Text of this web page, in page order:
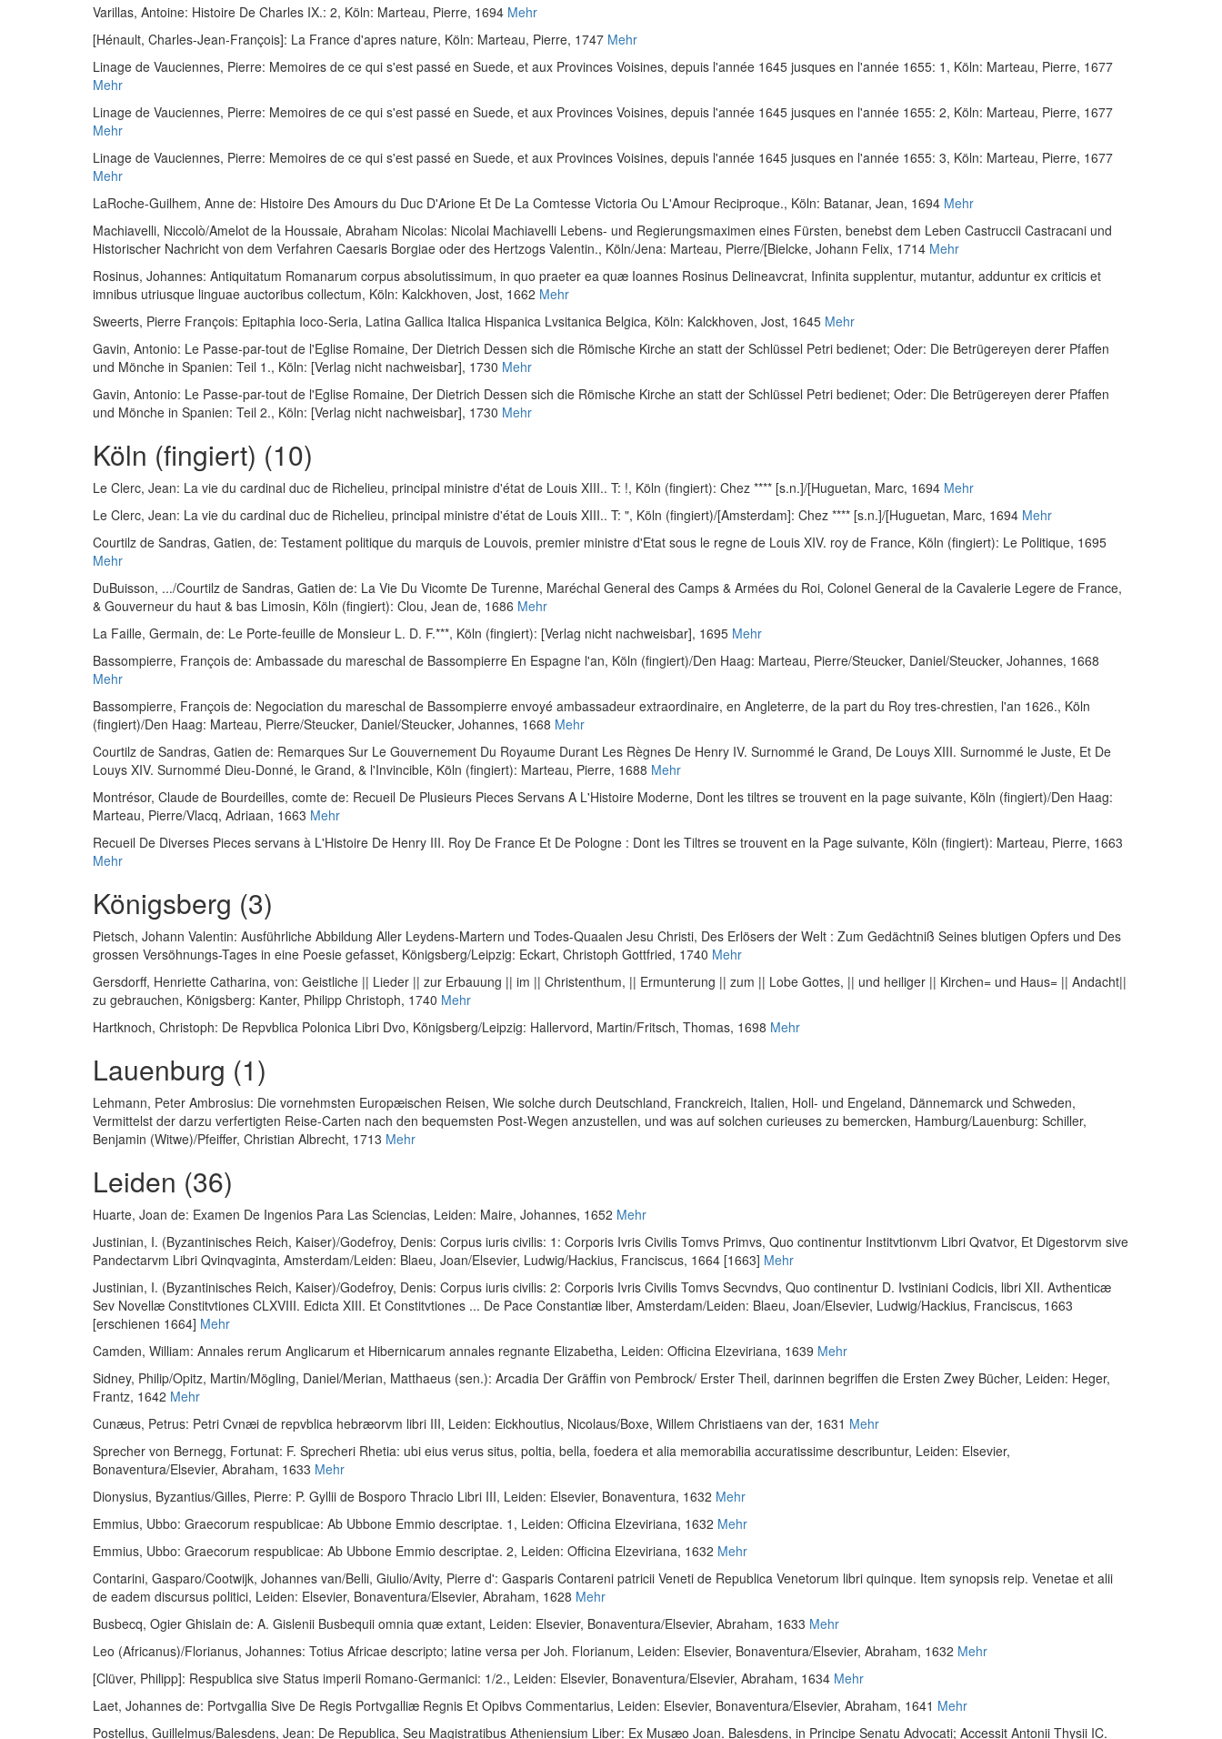
Varillas, Antoine: Histoire De Charles IX.: 2, Köln: Marteau, Pierre, 1694 Mehr
[Hénault, Charles-Jean-François]: La France d'apres nature, Köln: Marteau, Pierre, 1747 Mehr
Linage de Vauciennes, Pierre: Memoires de ce qui s'est passé en Suede, et aux Provinces Voisines, depuis l'année 1645 jusques en l'année 1655: 1 , Köln: Marteau, Pierre, 1677
Mehr
Linage de Vauciennes, Pierre: Memoires de ce qui s'est passé en Suede, et aux Provinces Voisines, depuis l'année 1645 jusques en l'année 1655: 2, Köln: Marteau, Pierre, 1677
Mehr
Linage de Vauciennes, Pierre: Memoires de ce qui s'est passé en Suede, et aux Provinces Voisines, depuis l'année 1645 jusques en l'année 1655: 3, Köln: Marteau, Pierre, 1677
Mehr
LaRoche-Guilhem, Anne de: Histoire Des Amours du Duc D'Arione Et De La Comtesse Victoria Ou L'Amour Reciproque., Köln: Batanar, Jean, 1694 Mehr
Machiavelli, Niccolò/Amelot de la Houssaie, Abraham Nicolas: Nicolai Machiavelli Lebens- und Regierungsmaximen eines Fürsten, benebst dem Leben Castruccii Castracani und
Historischer Nachricht von dem Verfahren Caesaris Borgiae oder des Hertzogs Valentin., Köln/Jena: Marteau, Pierre/[Bielcke, Johann Felix, 1714 Mehr
Rosinus, Johannes: Antiquitatum Romanarum corpus absolutissimum, in quo praeter ea quæ Ioannes Rosinus Delineavcrat, Infinita supplentur, mutantur, adduntur ex criticis et
imnibus utriusque linguae auctoribus collectum, Köln: Kalckhoven, Jost, 1662 Mehr
Sweerts, Pierre François: Epitaphia Ioco-Seria, Latina Gallica Italica Hispanica Lvsitanica Belgica, Köln: Kalckhoven, Jost, 1645 Mehr
Gavin, Antonio: Le Passe-par-tout de l'Eglise Romaine, Der Dietrich Dessen sich die Römische Kirche an statt der Schlüssel Petri bedienet; Oder: Die Betrügereyen derer Pfaffen
und Mönche in Spanien: Teil 1., Köln: [Verlag nicht nachweisbar], 1730 Mehr
Gavin, Antonio: Le Passe-par-tout de l'Eglise Romaine, Der Dietrich Dessen sich die Römische Kirche an statt der Schlüssel Petri bedienet; Oder: Die Betrügereyen derer Pfaffen
und Mönche in Spanien: Teil 2., Köln: [Verlag nicht nachweisbar], 1730 Mehr
Köln (fingiert) (10)
Le Clerc, Jean: La vie du cardinal duc de Richelieu, principal ministre d'état de Louis XIII.. T: !, Köln (fingiert): Chez **** [s.n.]/[Huguetan, Marc, 1694 Mehr
Le Clerc, Jean: La vie du cardinal duc de Richelieu, principal ministre d'état de Louis XIII.. T: ", Köln (fingiert)/[Amsterdam]: Chez **** [s.n.]/[Huguetan, Marc, 1694 Mehr
Courtilz de Sandras, Gatien, de: Testament politique du marquis de Louvois, premier ministre d'Etat sous le regne de Louis XIV. roy de France, Köln (fingiert): Le Politique, 1695
Mehr
DuBuisson, .../Courtilz de Sandras, Gatien de: La Vie Du Vicomte De Turenne, Maréchal General des Camps & Armées du Roi, Colonel General de la Cavalerie Legere de France,
& Gouverneur du haut & bas Limosin, Köln (fingiert): Clou, Jean de, 1686 Mehr
La Faille, Germain, de: Le Porte-feuille de Monsieur L. D. F.***, Köln (fingiert): [Verlag nicht nachweisbar], 1695 Mehr
Bassompierre, François de: Ambassade du mareschal de Bassompierre En Espagne l'an, Köln (fingiert)/Den Haag: Marteau, Pierre/Steucker, Daniel/Steucker, Johannes, 1668
Mehr
Bassompierre, François de: Negociation du mareschal de Bassompierre envoyé ambassadeur extraordinaire, en Angleterre, de la part du Roy tres-chrestien, l'an 1626., Köln
(fingiert)/Den Haag: Marteau, Pierre/Steucker, Daniel/Steucker, Johannes, 1668 Mehr
Courtilz de Sandras, Gatien de: Remarques Sur Le Gouvernement Du Royaume Durant Les Règnes De Henry IV. Surnommé le Grand, De Louys XIII. Surnommé le Juste, Et De
Louys XIV. Surnommé Dieu-Donné, le Grand, & l'Invincible, Köln (fingiert): Marteau, Pierre, 1688 Mehr
Montrésor, Claude de Bourdeilles, comte de: Recueil De Plusieurs Pieces Servans A L'Histoire Moderne, Dont les tiltres se trouvent en la page suivante, Köln (fingiert)/Den Haag:
Marteau, Pierre/Vlacq, Adriaan, 1663 Mehr
Recueil De Diverses Pieces servans à L'Histoire De Henry III. Roy De France Et De Pologne : Dont les Tiltres se trouvent en la Page suivante, Köln (fingiert): Marteau, Pierre, 1663
Mehr
Königsberg (3)
Pietsch, Johann Valentin: Ausführliche Abbildung Aller Leydens-Martern und Todes-Quaalen Jesu Christi, Des Erlösers der Welt : Zum Gedächtniß Seines blutigen Opfers und Des
grossen Versöhnungs-Tages in eine Poesie gefasset, Königsberg/Leipzig: Eckart, Christoph Gottfried, 1740 Mehr
Gersdorff, Henriette Catharina, von: Geistliche || Lieder || zur Erbauung || im || Christenthum, || Ermunterung || zum || Lobe Gottes, || und heiliger || Kirchen= und Haus= || Andacht||
zu gebrauchen, Königsberg: Kanter, Philipp Christoph, 1740 Mehr
Hartknoch, Christoph: De Repvblica Polonica Libri Dvo, Königsberg/Leipzig: Hallervord, Martin/Fritsch, Thomas, 1698 Mehr
Lauenburg (1)
Lehmann, Peter Ambrosius: Die vornehmsten Europæischen Reisen, Wie solche durch Deutschland, Franckreich, Italien, Holl- und Engeland, Dännemarck und Schweden,
Vermittelst der darzu verfertigten Reise-Carten nach den bequemsten Post-Wegen anzustellen, und was auf solchen curieuses zu bemercken, Hamburg/Lauenburg: Schiller,
Benjamin (Witwe)/Pfeiffer, Christian Albrecht, 1713 Mehr
Leiden (36)
Huarte, Joan de: Examen De Ingenios Para Las Sciencias, Leiden: Maire, Johannes, 1652 Mehr
Justinian, I. (Byzantinisches Reich, Kaiser)/Godefroy, Denis: Corpus iuris civilis: 1: Corporis Ivris Civilis Tomvs Primvs, Quo continentur Institvtionvm Libri Qvatvor, Et Digestorvm sive
Pandectarvm Libri Qvinqvaginta, Amsterdam/Leiden: Blaeu, Joan/Elsevier, Ludwig/Hackius, Franciscus, 1664 [1663] Mehr
Justinian, I. (Byzantinisches Reich, Kaiser)/Godefroy, Denis: Corpus iuris civilis: 2: Corporis Ivris Civilis Tomvs Secvndvs, Quo continentur D. Ivstiniani Codicis, libri XII. Avthenticæ
Sev Novellæ Constitvtiones CLXVIII. Edicta XIII. Et Constitvtiones ... De Pace Constantiæ liber, Amsterdam/Leiden: Blaeu, Joan/Elsevier, Ludwig/Hackius, Franciscus, 1663
[erschienen 1664] Mehr
Camden, William: Annales rerum Anglicarum et Hibernicarum annales regnante Elizabetha, Leiden: Officina Elzeviriana, 1639 Mehr
Sidney, Philip/Opitz, Martin/Mögling, Daniel/Merian, Matthaeus (sen.): Arcadia Der Gräffin von Pembrock/ Erster Theil, darinnen begriffen die Ersten Zwey Bücher, Leiden: Heger,
Frantz, 1642 Mehr
Cunæus, Petrus: Petri Cvnæi de repvblica hebræorvm libri III, Leiden: Eickhoutius, Nicolaus/Boxe, Willem Christiaens van der, 1631 Mehr
Sprecher von Bernegg, Fortunat: F. Sprecheri Rhetia: ubi eius verus situs, poltia, bella, foedera et alia memorabilia accuratissime describuntur, Leiden: Elsevier,
Bonaventura/Elsevier, Abraham, 1633 Mehr
Dionysius, Byzantius/Gilles, Pierre: P. Gyllii de Bosporo Thracio Libri III, Leiden: Elsevier, Bonaventura, 1632 Mehr
Emmius, Ubbo: Graecorum respublicae: Ab Ubbone Emmio descriptae. 1 , Leiden: Officina Elzeviriana, 1632 Mehr
Emmius, Ubbo: Graecorum respublicae: Ab Ubbone Emmio descriptae. 2, Leiden: Officina Elzeviriana, 1632 Mehr
Contarini, Gasparo/Cootwijk, Johannes van/Belli, Giulio/Avity, Pierre d': Gasparis Contareni patricii Veneti de Republica Venetorum libri quinque. Item synopsis reip. Venetae et alii
de eadem discursus politici, Leiden: Elsevier, Bonaventura/Elsevier, Abraham, 1628 Mehr
Busbecq, Ogier Ghislain de: A. Gislenii Busbequii omnia quæ extant, Leiden: Elsevier, Bonaventura/Elsevier, Abraham, 1633 Mehr
Leo (Africanus)/Florianus, Johannes: Totius Africae descripto; latine versa per Joh. Florianum, Leiden: Elsevier, Bonaventura/Elsevier, Abraham, 1632 Mehr
[Clüver, Philipp]: Respublica sive Status imperii Romano-Germanici: 1/2., Leiden: Elsevier, Bonaventura/Elsevier, Abraham, 1634 Mehr
Laet, Johannes de: Portvgallia Sive De Regis Portvgalliæ Regnis Et Opibvs Commentarius, Leiden: Elsevier, Bonaventura/Elsevier, Abraham, 1641 Mehr
Postellus, Guillelmus/Balesdens, Jean: De Republica, Seu Magistratibus Atheniensium Liber: Ex Musæo Joan. Balesdens, in Principe Senatu Advocati; Accessit Antonii Thysii IC.